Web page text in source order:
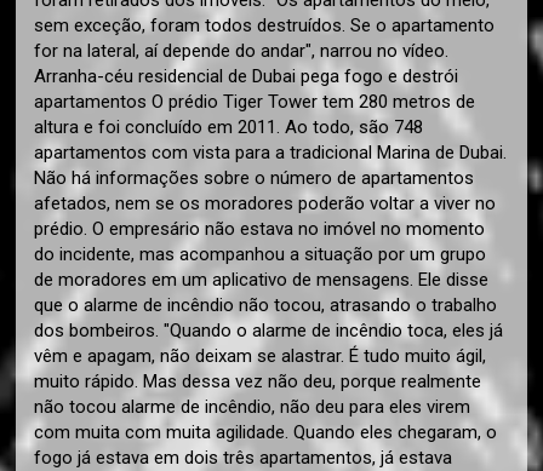
sem exceção, foram todos destruídos. Se o apartamento
for na lateral, aí depende do andar", narrou no vídeo.
Arranha-céu residencial de Dubai pega fogo e destrói
apartamentos O prédio Tiger Tower tem 280 metros de
altura e foi concluído em 2011. Ao todo, são 748
apartamentos com vista para a tradicional Marina de Dubai.
Não há informações sobre o número de apartamentos
afetados, nem se os moradores poderão voltar a viver no
prédio. O empresário não estava no imóvel no momento
do incidente, mas acompanhou a situação por um grupo
de moradores em um aplicativo de mensagens. Ele disse
que o alarme de incêndio não tocou, atrasando o trabalho
dos bombeiros. "Quando o alarme de incêndio toca, eles já
vêm e apagam, não deixam se alastrar. É tudo muito ágil,
muito rápido. Mas dessa vez não deu, porque realmente
não tocou alarme de incêndio, não deu para eles virem
com muita com muita agilidade. Quando eles chegaram, o
fogo já estava em dois três apartamentos, já estava